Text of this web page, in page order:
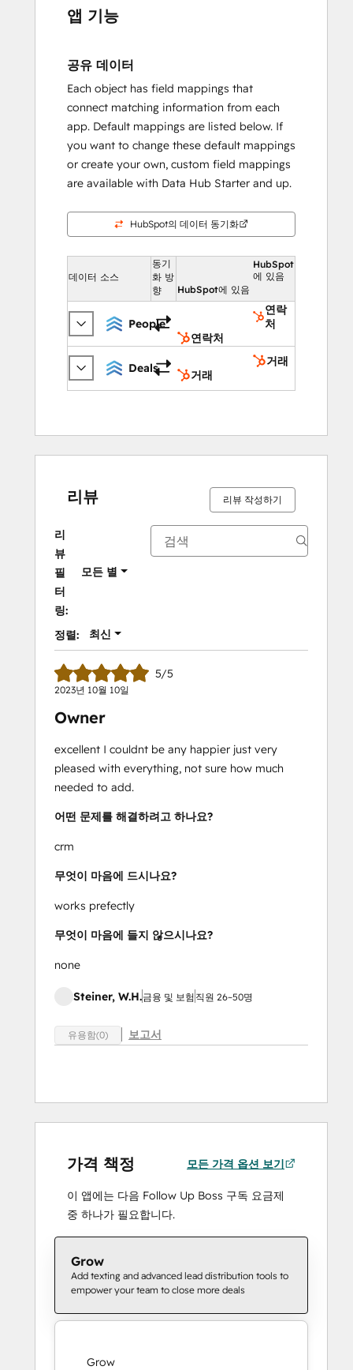
앱 기능
공유 데이터
Each object has field mappings that
connect matching information from each
app. Default mappings are listed below. If
you want to change these default mappings
or create your own, custom field mappings
are available with Data Hub Starter and up.
HubSpot의 데이터 동기화
데이터 소스
동기
화 방
향
HubSpot
에 있음
HubSpot에 있음
People
연락
처
연락처
Deals
거래
거래
리뷰 리뷰 작성하기
리
뷰
필
터
링:
모든 별
정렬: 최신
5/5
2023년 10월 10일
Owner
excellent I couldnt be any happier just very
pleased with everything, not sure how much
needed to add.
어떤 문제를 해결하려고 하나요?
crm
무엇이 마음에 드시나요?
works prefectly
무엇이 마음에 들지 않으시나요?
none
Steiner, W.H.금융 및 보험 직원 26~50명
유용함(0) 보고서
가격 책정 모든 가격 옵션 보기
이 앱에는 다음 Follow Up Boss 구독 요금제
중 하나가 필요합니다.
Grow
Add texting and advanced lead distribution tools to
empower your team to close more deals
Grow